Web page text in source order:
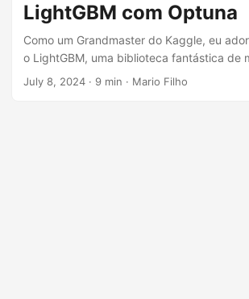
LightGBM com Optuna
Como um Grandmaster do Kaggle, eu
o LightGBM, uma biblioteca fantástica de
que se tornou uma das minhas
July 8, 2024 · 9 min · Mario Filho